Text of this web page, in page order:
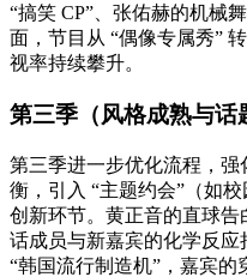
“搞笑 CP”、张佑赫的机械
面，节目从 “偶像专属秀”
视率持续攀升。
第三季（风格成熟与话
第三季进一步优化流程，强
衡，引入 “主题约会”（如
创新环节。黄正音的直球告
话成员与新嘉宾的化学反
“韩国流行制造机”，嘉宾